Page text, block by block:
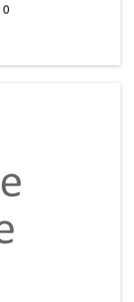
0